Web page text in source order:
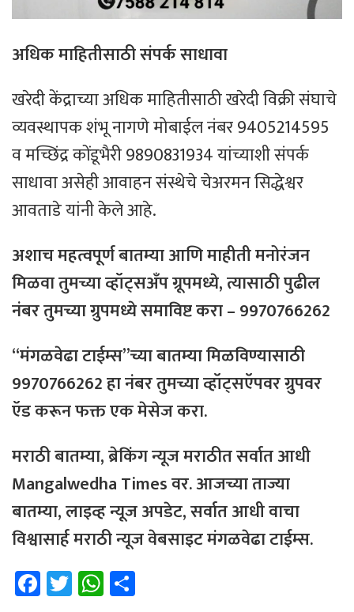
अधिक माहितीसाठी संपर्क साधावा
खरेदी केंद्राच्या अधिक माहितीसाठी खरेदी विक्री संघाचे
व्यवस्थापक शंभू नागणे मोबाईल नंबर 9405214595
व मच्छिंद्र कोंडूभैरी 9890831934 यांच्याशी संपर्क
साधावा असेही आवाहन संस्थेचे चेअरमन सिद्धेश्वर
आवताडे यांनी केले आहे.
अशाच महत्वपूर्ण बातम्या आणि माहीती मनोरंजन
मिळवा तुमच्या व्हॉट्सअँप ग्रूपमध्ये, त्यासाठीपुढील
नंबरतुमच्याग्रुपमध्येसमाविष्टकरा – 9970766262
“मंगळवेढा टाईम्स”च्या बातम्या मिळविण्यासाठी
9970766262 हा नंबर तुमच्या व्हॉट्सऍपवर ग्रुपवर
ऍड करून फक्त एक मेसेज करा.
मराठी बातम्या, ब्रेकिंग न्यूज मराठीत सर्वात आधी
Mangalwedha Times वर. आजच्या ताज्या
बातम्या, लाइव्ह न्यूज अपडेट, सर्वात आधी वाचा
विश्वासार्ह मराठी न्यूज वेबसाइट मंगळवेढा टाईम्स.
Fa T W